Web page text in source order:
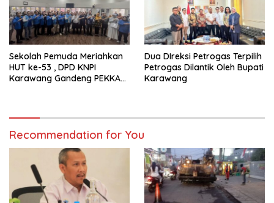
Sekolah Pemuda Meriahkan
HUT ke-53 , DPD KNPI
Karawang Gandeng PEKKA
Dua DIreksi Petrogas Terpilih
Petrogas Dilantik Oleh Bupati
Karawang
Recommendation for You